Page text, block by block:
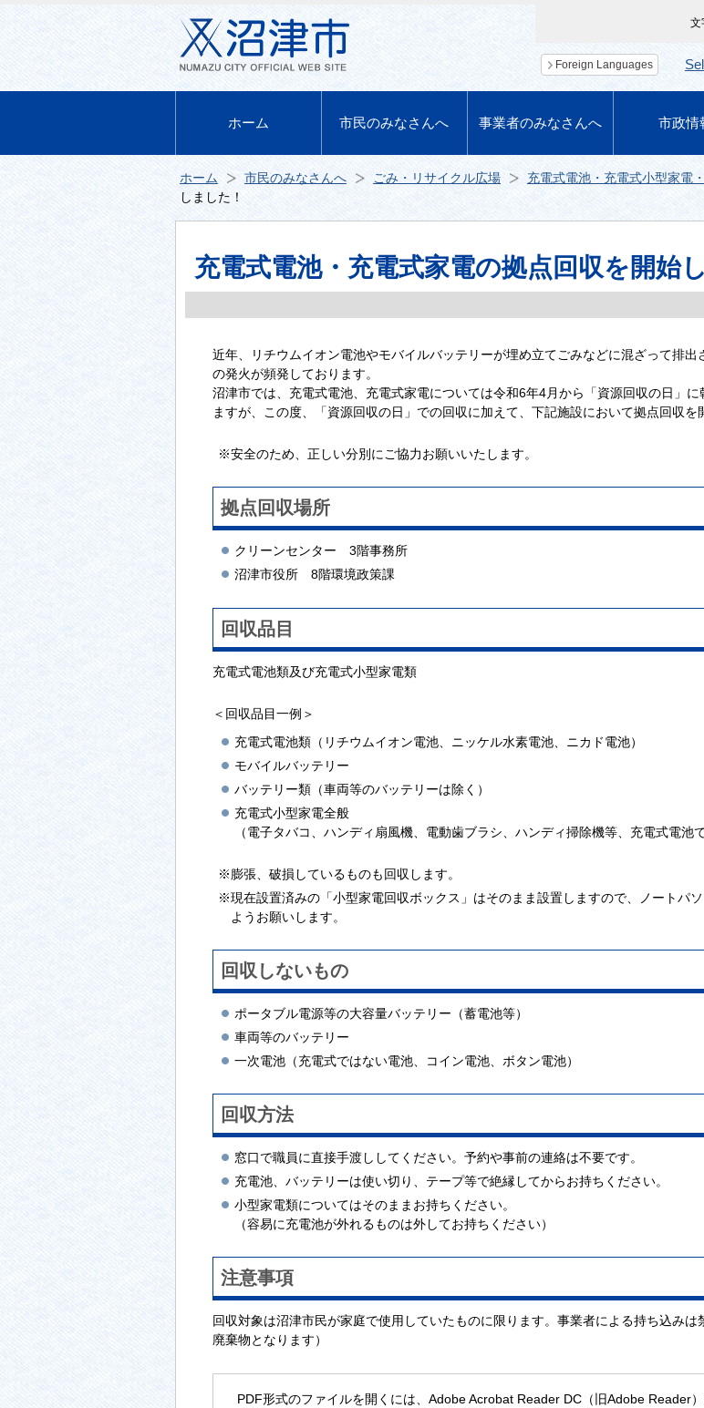
ホーム 市民のみなさんへ 事業者のみなさんへ 市政情
文
Foreign Languages
ホーム 市民のみなさんへ ごみ・リサイクル広場 充電式電池・充電式小型家電
しました！
充電式電池・充電式家電の拠点回収を開始
近年、リチウムイオン電池やモバイルバッテリーが埋め立てごみなどに混ざって排
の発火が頻発しております。
沼津市では、充電式電池、充電式家電については令和6年4月から「資源回収の日」
ますが、この度、「資源回収の日」での回収に加えて、下記施設において拠点回収を
※安全のため、正しい分別にご協力お願いいたします。
拠点回収場所
クリーンセンター 3階事務所
沼津市役所 8階環境政策課
回収品目
充電式電池類及び充電式小型家電類
＜回収品目一例＞
充電式電池類（リチウムイオン電池、ニッケル水素電池、ニカド電池）
モバイルバッテリー
バッテリー類（車両等のバッテリーは除く）
充電式小型家電全般
（電子タバコ、ハンディ扇風機、電動歯ブラシ、ハンディ掃除機等、充電式電池
※膨張、破損しているものも回収します。
※現在設置済みの「小型家電回収ボックス」はそのまま設置しますので、ノートパ
ようお願いします。
回収しないもの
ポータブル電源等の大容量バッテリー（蓄電池等）
車両等のバッテリー
一次電池（充電式ではない電池、コイン電池、ボタン電池）
回収方法
窓口で職員に直接手渡ししてください。予約や事前の連絡は不要です。
充電池、バッテリーは使い切り、テープ等で絶縁してからお持ちください。
小型家電類についてはそのままお持ちください。
（容易に充電池が外れるものは外してお持ちください）
注意事項
回収対象は沼津市民が家庭で使用していたものに限ります。事業者による持ち込み
廃棄物となります）
PDF形式のファイルを開くには、Adobe Acrobat Reader DC（旧Adobe Reader）